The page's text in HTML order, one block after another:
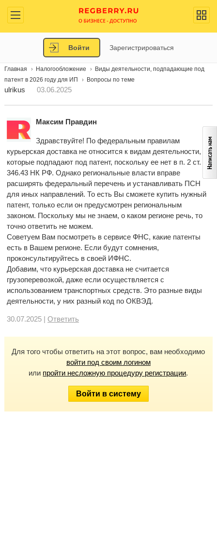
Войти Зарегистрироваться
Главная Налогообложение
Виды деятельности, подпадающие под
патент в 2026 году для ИП
Вопросы по теме
ulrikus 03.06.2025
Максим Правдин
Здравствуйте! По федеральным правилам
курьерская доставка не относится к видам деятельности,
которые подпадают под патент, поскольку ее нет в п. 2 ст.
346.43 НК РФ. Однако региональные власти вправе
расширять федеральный перечень и устанавливать ПСН
для иных направлений. То есть Вы сможете купить нужный
патент, только если он предусмотрен региональным
законом. Поскольку мы не знаем, о каком регионе речь, то
точно ответить не можем.
Советуем Вам посмотреть в сервисе ФНС, какие патенты
есть в Вашем регионе. Если будут сомнения,
проконсультируйтесь в своей ИФНС.
Добавим, что курьерская доставка не считается
грузоперевозкой, даже если осуществляется с
использованием транспортных средств. Это разные виды
деятельности, у них разный код по ОКВЭД.
30.07.2025 | Ответить
Для того чтобы ответить на этот вопрос, вам необходимо
войти под своим логином
или пройти несложную процедуру регистрации.
Войти в систему